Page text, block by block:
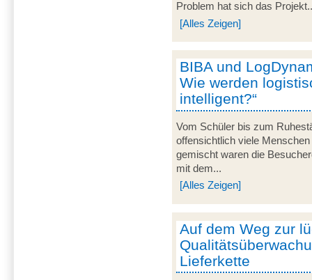
Problem hat sich das
[Alles Zeigen]
BIBA und
Wie werden
intelligent?“
Vom Schüler bis zum
offensichtlich viele
gemischt waren die
mit dem...
[Alles Zeigen]
Auf dem Weg zur
Lieferkette